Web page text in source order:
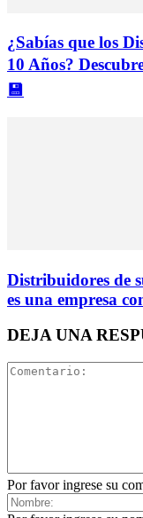
¿Sabías que los
10 Años?
💾
Distribuidores de
es una empresa
DEJA UNA
Por favor ingrese su